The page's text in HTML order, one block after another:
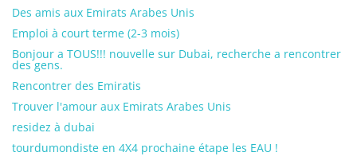
Des amis aux Emirats Arabes Unis
Emploi à court terme (2-3 mois)
Bonjour a TOUS!!! nouvelle sur Dubai, recherche a rencontrer
des gens.
Rencontrer des Emiratis
Trouver l'amour aux Emirats Arabes Unis
residez à dubai
tourdumondiste en 4X4 prochaine étape les EAU !